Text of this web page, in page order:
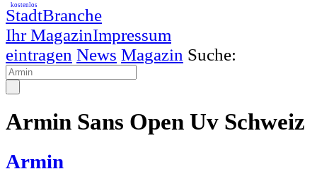
StadtBranche
Ihr MagazinImpressum
kostenlos
eintragen News Magazin Suche:
Armin Sans Open Uv Schweiz
Armin